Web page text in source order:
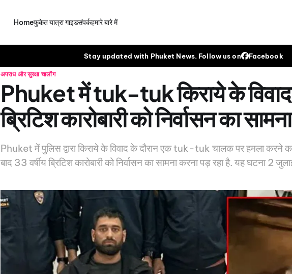
Homeफुकेत यात्रा गाइडसंपर्कहमारे बारे में
Stay updated with Phuket News. Follow us on Facebook
अपराध और सुरक्षा चालोंग
Phuket में tuk-tuk किराये के विवाद
ब्रिटिश कारोबारी को निर्वासन का सामना
Phuket में पुलिस द्वारा किराये के विवाद के दौरान एक tuk-tuk चालक पर हमला करने
बाद 33 वर्षीय ब्रिटिश कारोबारी को निर्वासन का सामना करना पड़ रहा है. यह घटना 2